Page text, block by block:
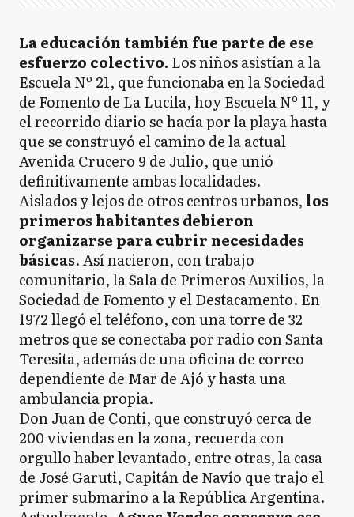
La educación también fue parte de ese
esfuerzo colectivo. Los niños asistían a la
Escuela Nº 21, que funcionaba en la Sociedad
de Fomento de La Lucila, hoy Escuela Nº 11, y
el recorrido diario se hacía por la playa hasta
que se construyó el camino de la actual
Avenida Crucero 9 de Julio, que unió
definitivamente ambas localidades.
Aislados y lejos de otros centros urbanos, los
primeros habitantes debieron
organizarse para cubrir necesidades
básicas. Así nacieron, con trabajo
comunitario, la Sala de Primeros Auxilios, la
Sociedad de Fomento y el Destacamento. En
1972 llegó el teléfono, con una torre de 32
metros que se conectaba por radio con Santa
Teresita, además de una oficina de correo
dependiente de Mar de Ajó y hasta una
ambulancia propia.
Don Juan de Conti, que construyó cerca de
200 viviendas en la zona, recuerda con
orgullo haber levantado, entre otras, la casa
de José Garuti, Capitán de Navío que trajo el
primer submarino a la República Argentina.